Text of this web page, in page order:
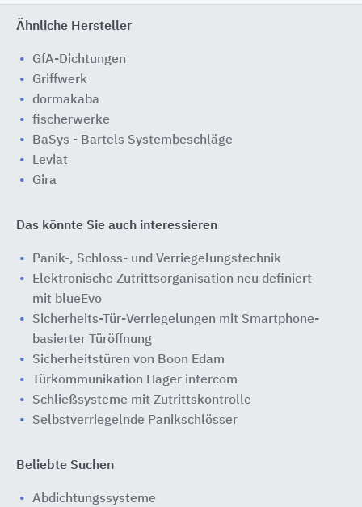
Ähnliche Hersteller
GfA-Dichtungen
Griffwerk
dormakaba
fischerwerke
BaSys - Bartels Systembeschläge
Leviat
Gira
Das könnte Sie auch interessieren
Panik-, Schloss- und Verriegelungstechnik
Elektronische Zutrittsorganisation neu definiert
mit blueEvo
Sicherheits-Tür-Verriegelungen mit Smartphone-
basierter Türöffnung
Sicherheitstüren von Boon Edam
Türkommunikation Hager intercom
Schließsysteme mit Zutrittskontrolle
Selbstverriegelnde Panikschlösser
Beliebte Suchen
Abdichtungssysteme